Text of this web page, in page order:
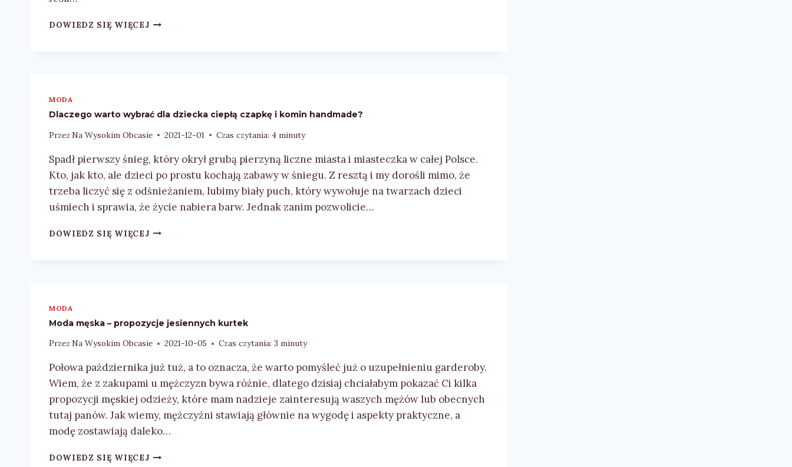
DOWIEDZ SIĘ WIĘCEJWYJĄTKOWY
OD
TRENDHIM
MODA
Dlaczego warto wybrać dla dziecka ciepłą czapkę i komin handmade?
Przez Na Wysokim Obcasie 2021-12-01 Czas czytania: 4 minuty
Spadł pierwszy śnieg, który okrył grubą pierzyną liczne miasta i miasteczka w całej Polsce.
Kto, jak kto, ale dzieci po prostu kochają zabawy w śniegu. Z resztą i my dorośli mimo, że
trzeba liczyć się z odśnieżaniem, lubimy biały puch, który wywołuje na twarzach dzieci
uśmiech i sprawia, że życie nabiera barw. Jednak zanim pozwolicie…
DOWIEDZ SIĘ WIĘCEJDLACZEGO
KOMIN
HANDMADE?
MODA
Moda męska – propozycje jesiennych kurtek
Przez Na Wysokim Obcasie 2021-10-05 Czas czytania: 3 minuty
Połowa października już tuż, a to oznacza, że warto pomyśleć już o uzupełnieniu garderoby.
Wiem, że z zakupami u mężczyzn bywa różnie, dlatego dzisiaj chciałabym pokazać Ci kilka
propozycji męskiej odzieży, które mam nadzieje zainteresują waszych mężów lub obecnych
tutaj panów. Jak wiemy, mężczyźni stawiają głównie na wygodę i aspekty praktyczne, a
modę zostawiają daleko…
DOWIEDZ SIĘ WIĘCEJMODA